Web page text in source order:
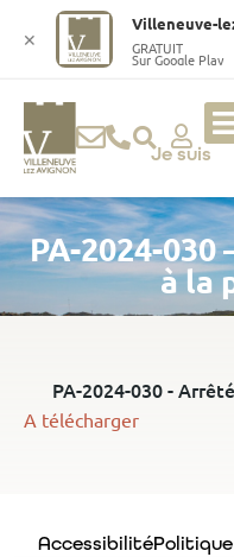
ri
n
ci
Je suis
PA-2024-030
à la
PA-2024-030 -
A télécharger
Accessibilité
✕
Villeneuve-
GRATUIT
Sur Google Play